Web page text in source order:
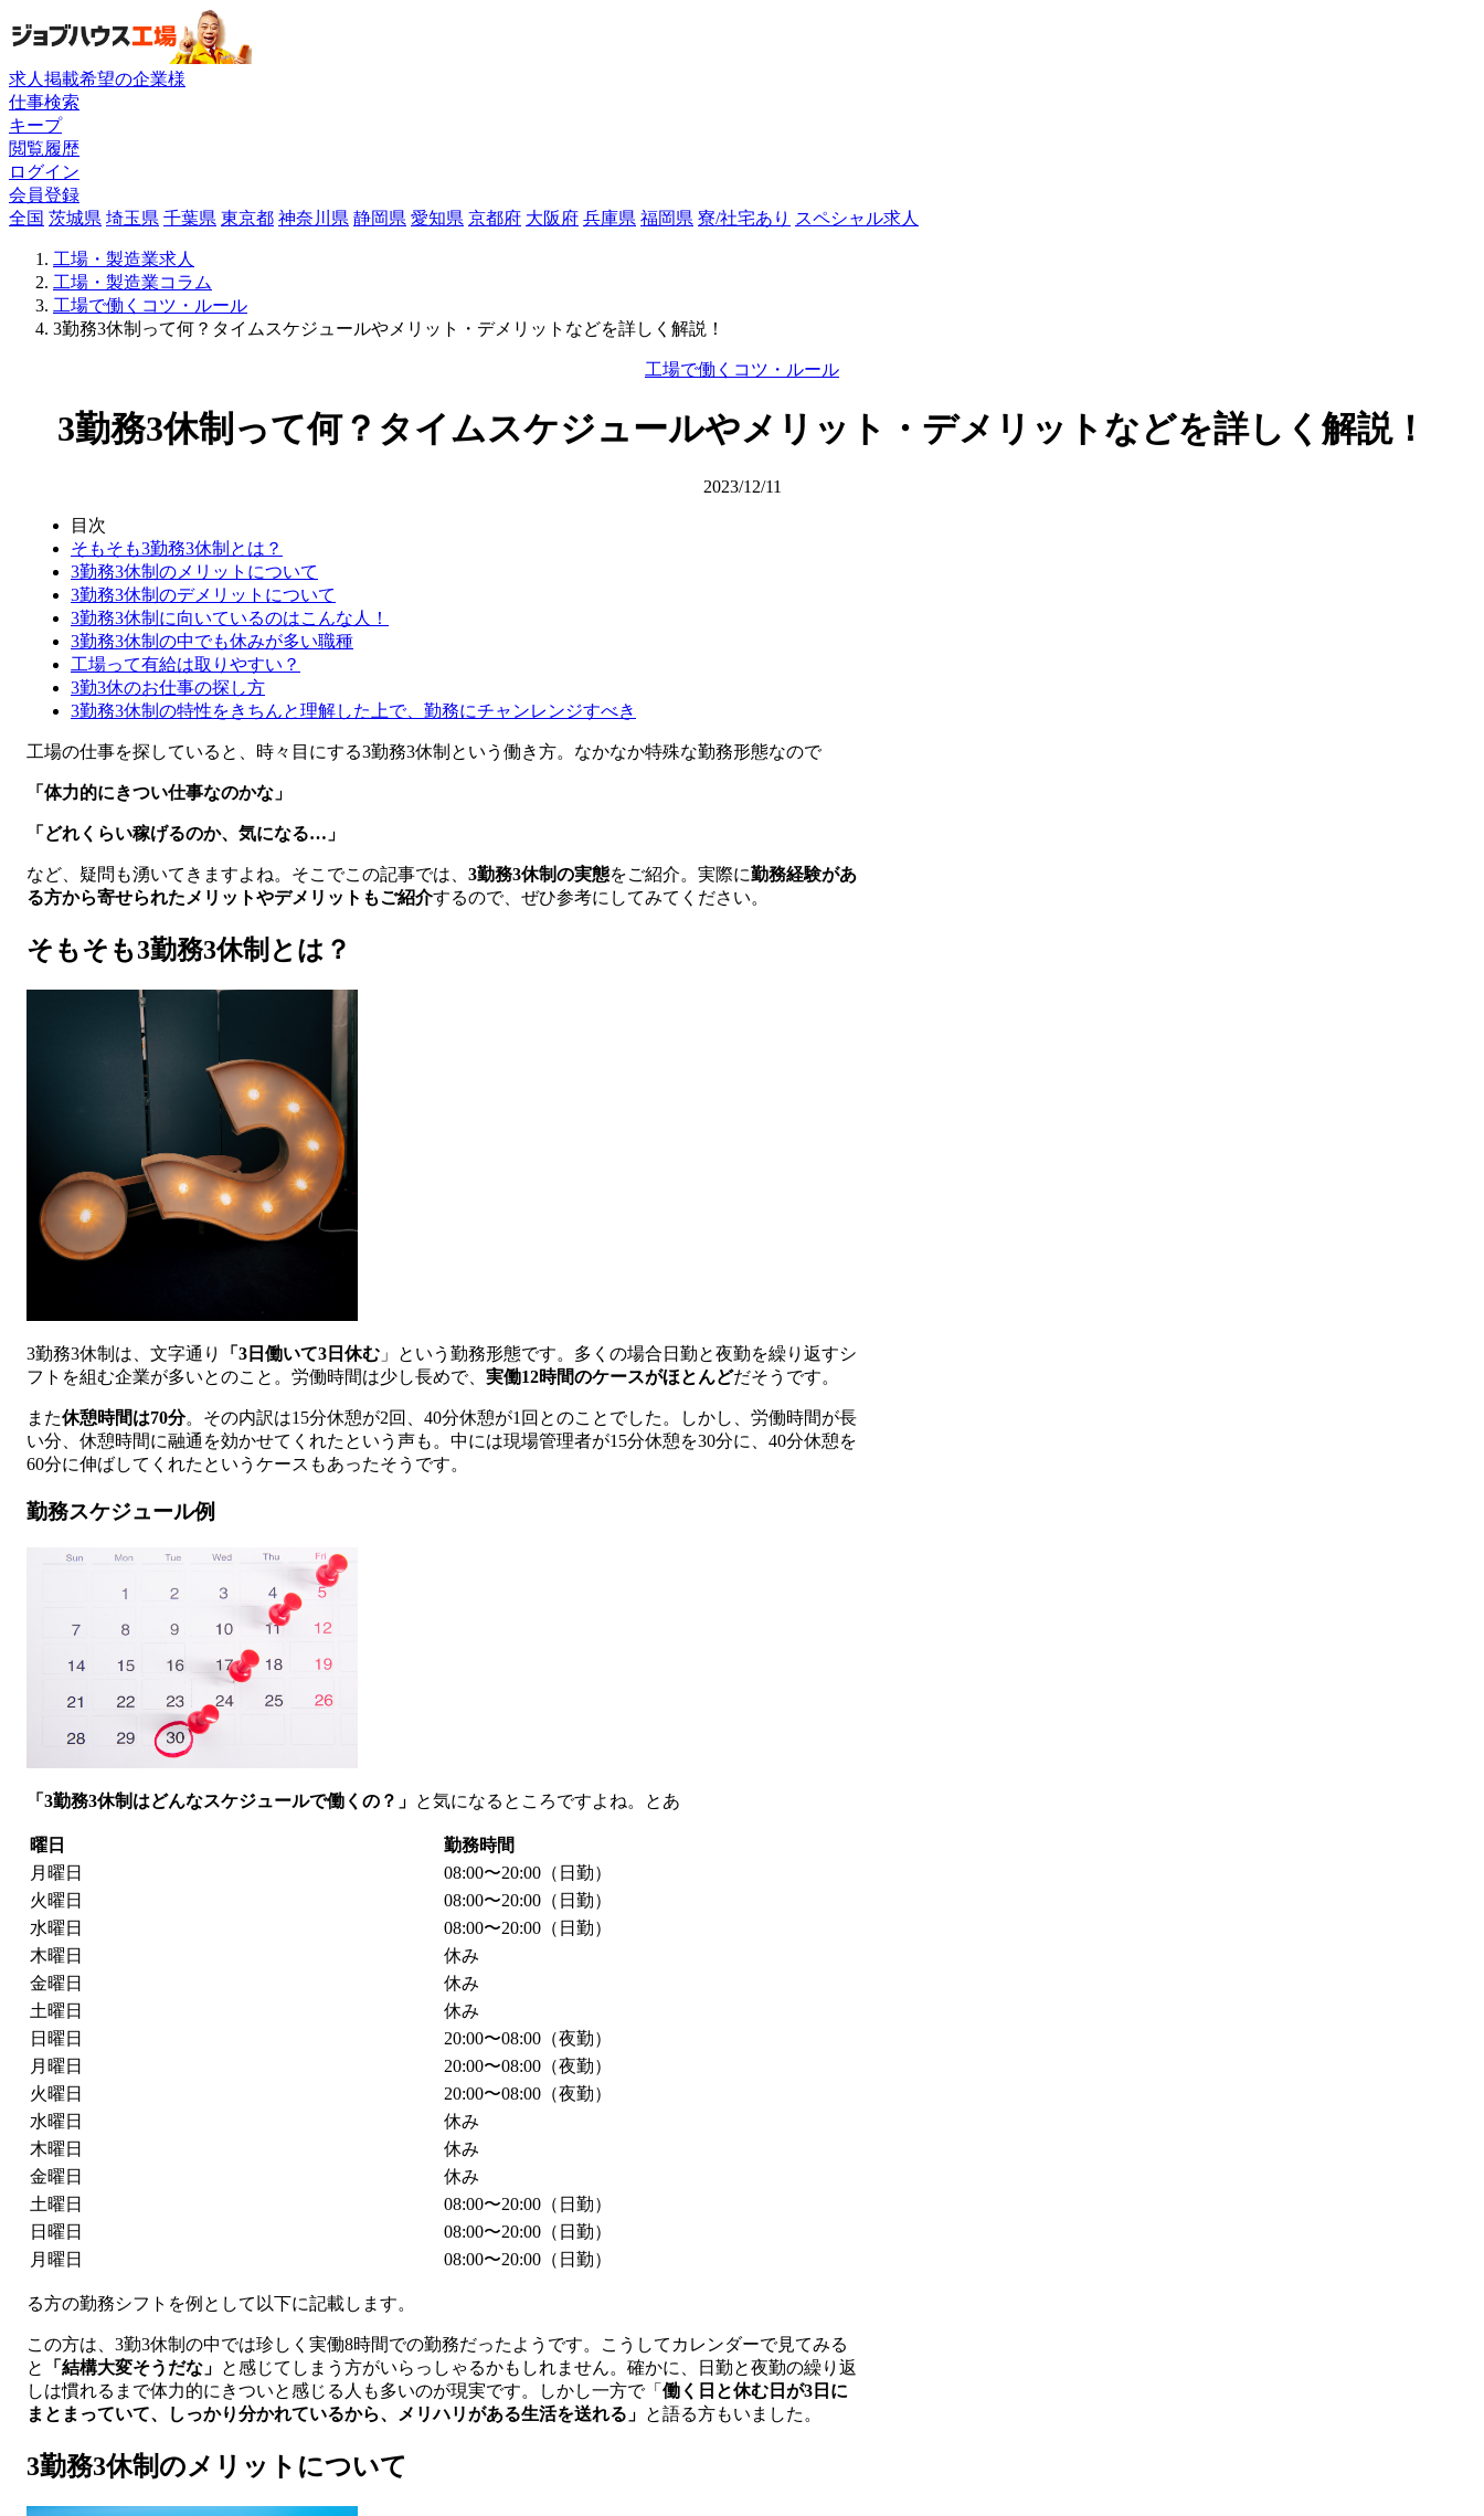
求人掲載希望の企業様
仕事検索
キープ
閲覧履歴
ログイン
会員登録
全国 茨城県 埼玉県 千葉県 東京都 神奈川県 静岡県 愛知県 京都府 大阪府 兵庫県 福岡県 寮/社宅あり スペシャル求人
工場・製造業求人
工場・製造業コラム
工場で働くコツ・ルール
3勤務3休制って何？タイムスケジュールやメリット・デメリットなどを詳しく解説！
工場で働くコツ・ルール
3勤務3休制って何？タイムスケジュールやメリット・デメリットなどを詳しく解説！
2023/12/11
目次
そもそも3勤務3休制とは？
3勤務3休制のメリットについて
3勤務3休制のデメリットについて
3勤務3休制に向いているのはこんな人！
3勤務3休制の中でも休みが多い職種
工場って有給は取りやすい？
3勤3休のお仕事の探し方
3勤務3休制の特性をきちんと理解した上で、勤務にチャンレンジすべき
工場の仕事を探していると、時々目にする3勤務3休制という働き方。なかなか特殊な勤務形態なので
「体力的にきつい仕事なのかな」
「どれくらい稼げるのか、気になる…」
など、疑問も湧いてきますよね。そこでこの記事では、 3勤務3休制の実態をご紹介。実際に勤務経験があ
る方から寄せられたメリットやデメリットもご紹介するので、ぜひ参考にしてみてください。
そもそも3勤務3休制とは？
3勤務3休制は、文字通り 「3日働いて3日休む 」という勤務形態です。多くの場合日勤と夜勤を繰り返すシ
フトを組む企業が多いとのこと。労働時間は少し長めで、 実働12時間のケースがほとんどだそうです。
また休憩時間は70分。その内訳は15分休憩が2回、40分休憩が1回とのことでした。しかし、労働時間が長
い分、休憩時間に融通を効かせてくれたという声も。中には現場管理者が15分休憩を30分に、40分休憩を
60分に伸ばしてくれたというケースもあったそうです。
勤務スケジュール例
「3勤務3休制はどんなスケジュールで働くの？」 と気になるところですよね。とあ
曜日
勤務時間
月曜日
08:00〜20:00（日勤）
火曜日
08:00〜20:00（日勤）
水曜日
08:00〜20:00（日勤）
木曜日
休み
金曜日
休み
土曜日
休み
日曜日
20:00〜08:00（夜勤）
月曜日
20:00〜08:00（夜勤）
火曜日
20:00〜08:00（夜勤）
水曜日
休み
木曜日
休み
金曜日
休み
土曜日
08:00〜20:00（日勤）
日曜日
08:00〜20:00（日勤）
月曜日
08:00〜20:00（日勤）
る方の勤務シフトを例として以下に記載します。
この方は、3勤3休制の中では珍しく実働8時間での勤務だったようです。こうしてカレンダーで見てみる
と
「結構大変そうだな」 と感じてしまう方がいらっしゃるかもしれません。確かに、日勤と夜勤の繰り返
しは慣れるまで体力的にきついと感じる人も多いのが現実です。しかし一方で「 働く日と休む日が3日に
まとまっていて、しっかり分かれているから、メリハリがある生活を送れる」 と語る方もいました。
3勤務3休制のメリットについて